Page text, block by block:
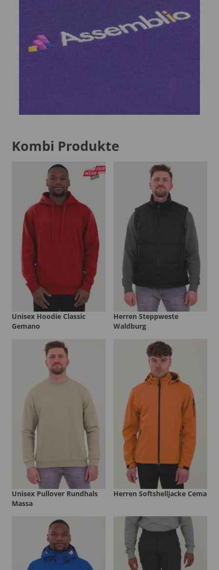
Kombi Produkte
Unisex Hoodie Classic
Gemano
Herren Steppweste
Waldburg
Unisex Pullover Rundhals
Massa
Herren Softshelljacke Cema